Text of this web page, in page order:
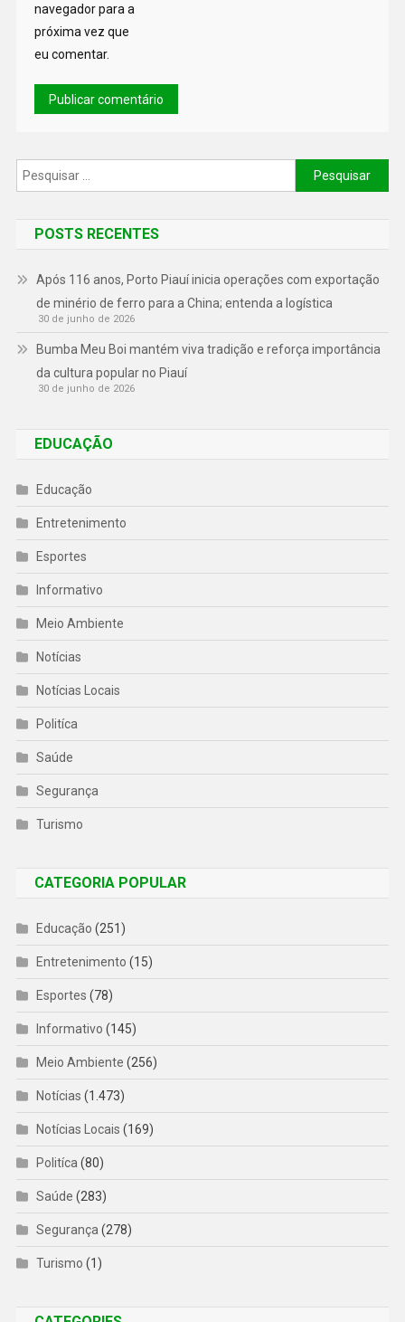
navegador para a
próxima vez que
eu comentar.
POSTS RECENTES
Após 116 anos, Porto Piauí inicia operações com exportação
de minério de ferro para a China; entenda a logística
30 de junho de 2026
Bumba Meu Boi mantém viva tradição e reforça importância
da cultura popular no Piauí
30 de junho de 2026
EDUCAÇÃO
Educação
Entretenimento
Esportes
Informativo
Meio Ambiente
Notícias
Notícias Locais
Politíca
Saúde
Segurança
Turismo
CATEGORIA POPULAR
Educação (251)
Entretenimento (15)
Esportes (78)
Informativo (145)
Meio Ambiente (256)
Notícias (1.473)
Notícias Locais (169)
Politíca(80)
Saúde (283)
Segurança(278)
Turismo (1)